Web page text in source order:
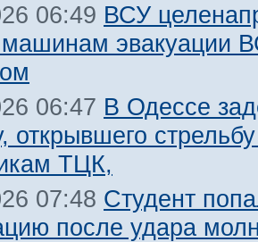
06:49 ВСУ
эвакуации
06:47 В Одессе
открывшего
ТЦК,
07:48 Студент
после удара